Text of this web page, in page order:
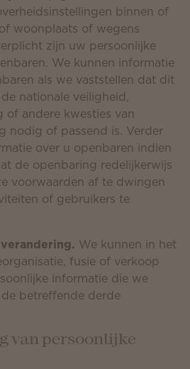
binnen of
woonplaats of wegens
zijn uw persoonlijke
We kunnen informatie
als we vaststellen dat dit
nationale veiligheid,
of andere kwesties van
nodig of passend is. Verder
over u openbaren indien
de openbaring redelijkerwijs
voorwaarden af te dwingen
of gebruikers te
We kunnen in het
fusie of verkoop
informatie die we
betreffende derde
van persoonlijke